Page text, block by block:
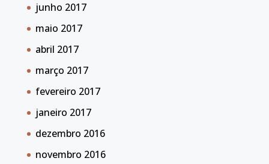
junho 2017
maio 2017
abril 2017
março 2017
fevereiro 2017
janeiro 2017
dezembro 2016
novembro 2016